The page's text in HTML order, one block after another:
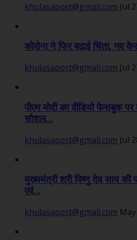
khulasapost@gmail.com Jul
कोरोना ने फिर बढ़ाई चिंता,
khulasapost@gmail.com Jul
पीएम मोदी का वीडियो फेसबुक
सोशल...
khulasapost@gmail.com Jul
मुख्यमंत्री श्री विष्णु देव साय
एवं...
khulasapost@gmail.com